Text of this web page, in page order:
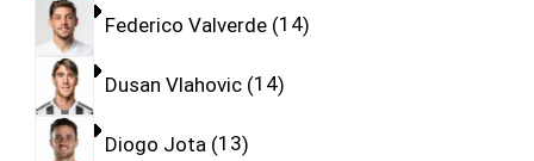
Federico Valverde 14
Dusan Vlahovic 14
Diogo Jota 13